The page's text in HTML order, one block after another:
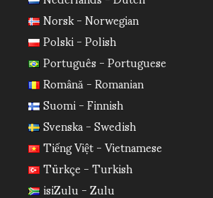
Norsk - Norwegian
Polski - Polish
Português - Portuguese
Română - Romanian
Suomi - Finnish
Svenska - Swedish
Tiếng Việt - Vietnamese
Türkçe - Turkish
isiZulu - Zulu